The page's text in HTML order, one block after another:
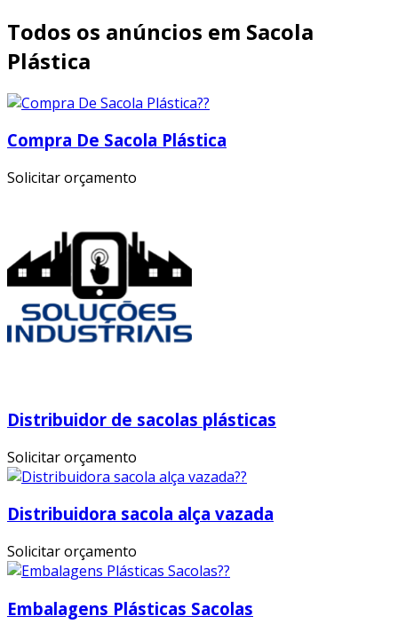
Todos os anúncios em Sacola
Plástica
Compra De Sacola Plástica
Solicitar orçamento
Distribuidor de sacolas plásticas
Solicitar orçamento
Distribuidora sacola alça vazada
Solicitar orçamento
Embalagens Plásticas Sacolas